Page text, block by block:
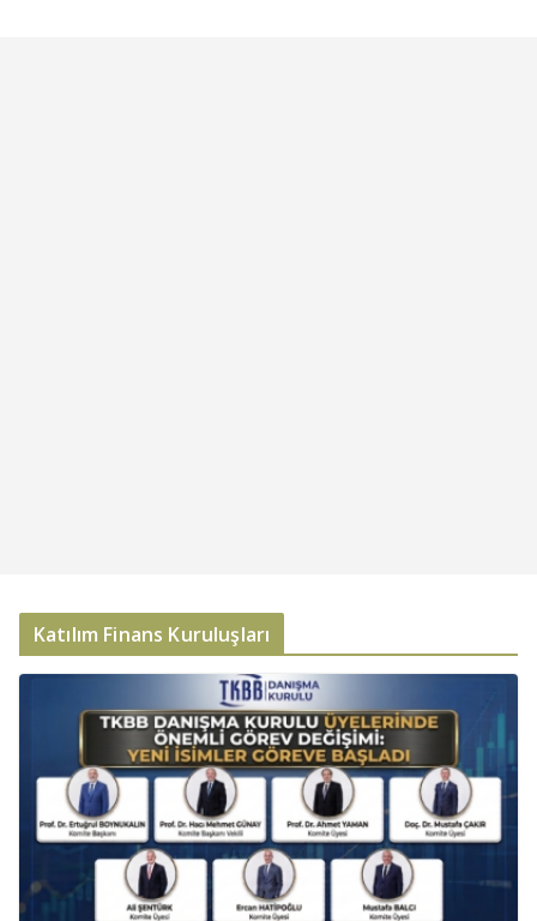
Katılım Finans Kuruluşları